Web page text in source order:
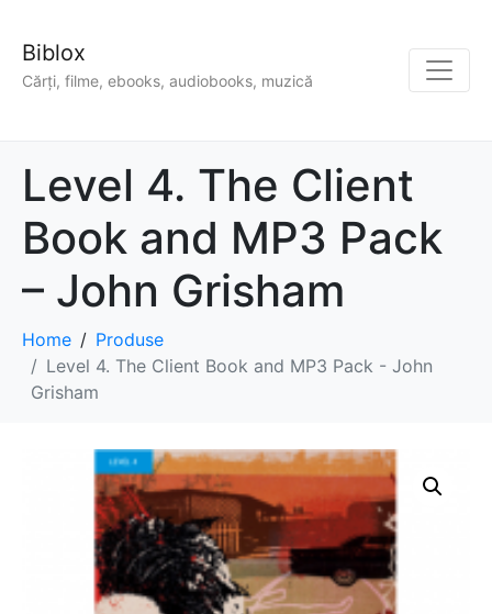
Biblox
Cărți, filme, ebooks, audiobooks, muzică
Level 4. The Client
Book and MP3 Pack
– John Grisham
Home
Produse
Level 4. The Client Book and MP3 Pack - John
Grisham